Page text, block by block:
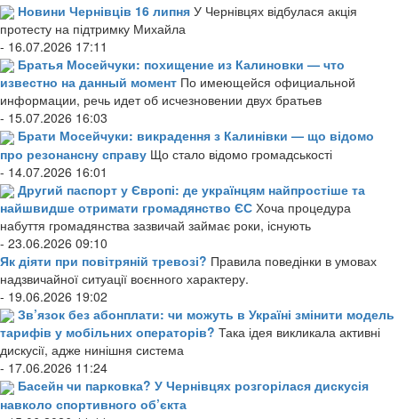
Новини Чернівців 16 липня У Чернівцях відбулася акція
протесту на підтримку Михайла
- 16.07.2026 17:11
Братья Мосейчуки: похищение из Калиновки — что
известно на данный момент По имеющейся официальной
информации, речь идет об исчезновении двух братьев
- 15.07.2026 16:03
Брати Мосейчуки: викрадення з Калинівки — що відомо
про резонансну справу Що стало відомо громадськості
- 14.07.2026 16:01
Другий паспорт у Європі: де українцям найпростіше та
найшвидше отримати громадянство ЄС Хоча процедура
набуття громадянства зазвичай займає роки, існують
- 23.06.2026 09:10
Як діяти при повітряній тревозі? Правила поведінки в умовах
надзвичайної ситуації воєнного характеру.
- 19.06.2026 19:02
Зв’язок без абонплати: чи можуть в Україні змінити модель
тарифів у мобільних операторів? Така ідея викликала активні
дискусії, адже нинішня система
- 17.06.2026 11:24
Басейн чи парковка? У Чернівцях розгорілася дискусія
навколо спортивного об’єкта